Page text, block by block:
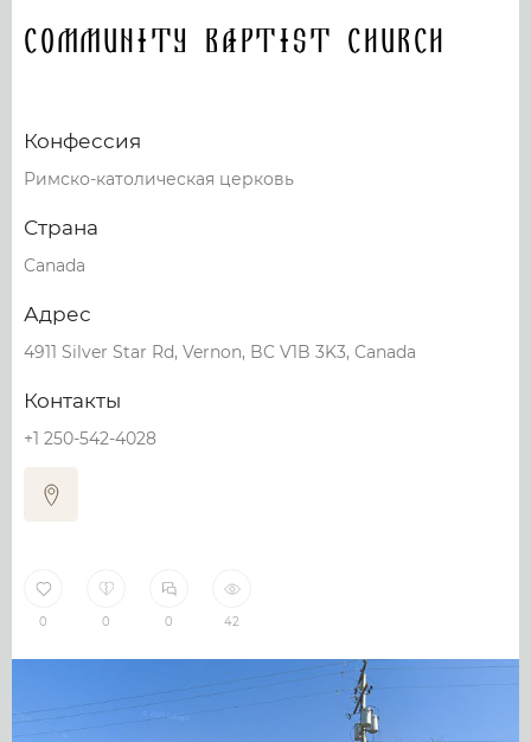
Community Baptist Church
Конфессия
Римско-католическая церковь
Страна
Canada
Адрес
4911 Silver Star Rd, Vernon, BC V1B 3K3, Canada
Контакты
+1 250-542-4028
0 0 0 42